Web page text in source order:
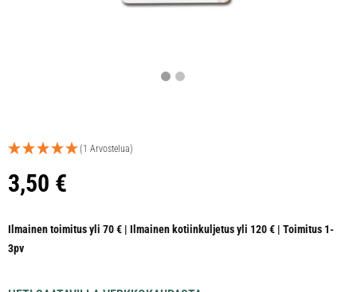
(1 Arvostelua)
3,50 €
Ilmainen toimitus yli 70 € | Ilmainen kotiinkuljetus yli 120 € | Toimitus 1-
3pv